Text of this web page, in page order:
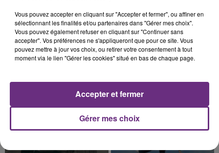
Frerot
Vous pouvez accepter en cliquant sur "Accepter et fermer", ou affiner en
sélectionnant les finalités et/ou partenaires dans "Gérer mes choix".
Vous pouvez également refuser en cliquant sur "Continuer sans
accepter". Vos préférences ne s'appliqueront que pour ce site. Vous
pouvez mettre à jour vos choix, ou retirer votre consentement à tout
moment via le lien "Gérer les cookies" situé en bas de chaque page.
Gérer mes choix
Accepter et fermer